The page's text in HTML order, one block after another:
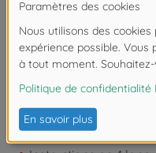
toute la famille. Les
stimulées en fonction
Contenu :
6 plateaux de bingo
69 jetons
Sac en tissu